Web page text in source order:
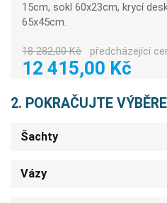
15cm, sokl 60x23cm, krycí
65x45cm.
18 282,00 Kč předcházející
12 415,00 Kč
2. POKRAČUJTE
Šachty
Vázy